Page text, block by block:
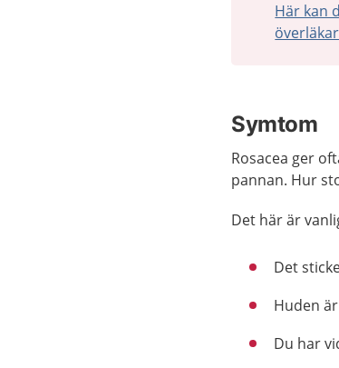
Här kan
Symtom
Rosacea ger
pannan. Hur
Det här är
Det
Huden
Du har